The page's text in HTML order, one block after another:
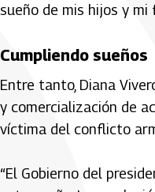
sueño de mis hijos y mi
Cumpliendo sueños
Entre tanto, Diana
y comercialización de
víctima del conflicto
“El Gobierno del